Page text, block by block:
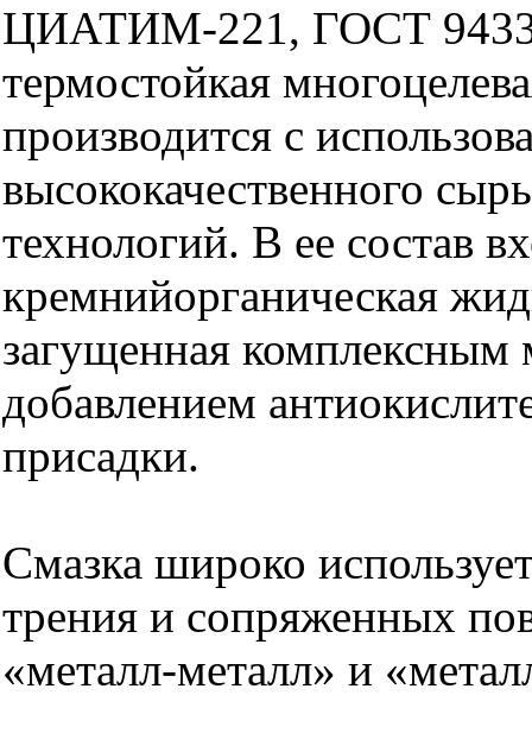
ЦИАТИМ-221, ГОСТ
термостойкая
производится с
высококачественного
технологий. В ее состав
кремнийорганическая
загущенная
добавлением
присадки.
Смазка широко
трения и сопряженных
«металл-металл» и